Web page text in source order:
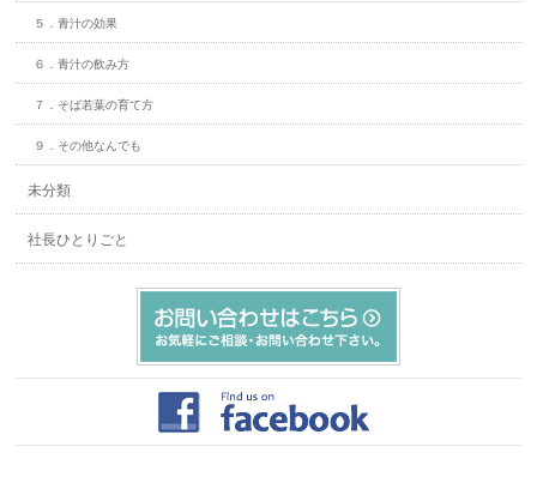
５．青汁の効果
６．青汁の飲み方
７．そば若葉の育て方
９．その他なんでも
未分類
社長ひとりごと